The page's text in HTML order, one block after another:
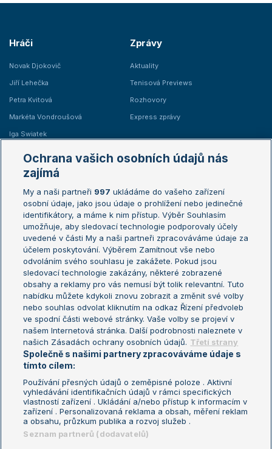
Hráči
Novak Djokovič
Jiří Lehečka
Petra Kvitová
Markéta Vondroušová
Iga Swiatek
Zprávy
Aktuality
Tenisová Previews
Rozhovory
Express zprávy
Žebříčky
Žebříček ATP (muži)
Žebříček WTA (ženy)
Sázkařský žebříček
Australian Open
French Open
Wimbledon
US Open
Turnaj mistrů
Turnaj mistryň
Aktualní trendy
Fotbalové přestupy
Livesport Daily
LS Prague Open
Podmínky užití
Nastavení soukromí
GDPR a žurnalistika
Reklama
Kontakt
Informace o zpracování osobních
údajů
Ochrana vašich osobních údajů nás
zajímá
My a naši partneři 997 ukládáme do vašeho zařízení
osobní údaje, jako jsou údaje o prohlížení nebo jedinečné
identifikátory, a máme k nim přístup. Výběr Souhlasím
umožňuje, aby sledovací technologie podporovaly účely
uvedené v části My a naši partneři zpracováváme údaje za
účelem poskytování. Výběrem Zamítnout vše nebo
odvoláním svého souhlasu je zakážete. Pokud jsou
sledovací technologie zakázány, některé zobrazené
obsahy a reklamy pro vás nemusí být tolik relevantní. Tuto
nabídku můžete kdykoli znovu zobrazit a změnit své volby
nebo souhlas odvolat kliknutím na odkaz Řízení předvoleb
ve spodní části webové stránky. Vaše volby se projeví v
našem Internetová stránka. Další podrobnosti naleznete v
našich Zásadách ochrany osobních údajů. Třetí strany
Společně s našimi partnery zpracováváme údaje s
tímto cílem:
Používání přesných údajů o zeměpisné poloze . Aktivní
vyhledávání identifikačních údajů v rámci specifických
vlastností zařízení . Ukládání a/nebo přístup k informacím v
zařízení . Personalizovaná reklama a obsah, měření reklam
a obsahu, průzkum publika a rozvoj služeb .
Seznam partnerů (dodavatelů)